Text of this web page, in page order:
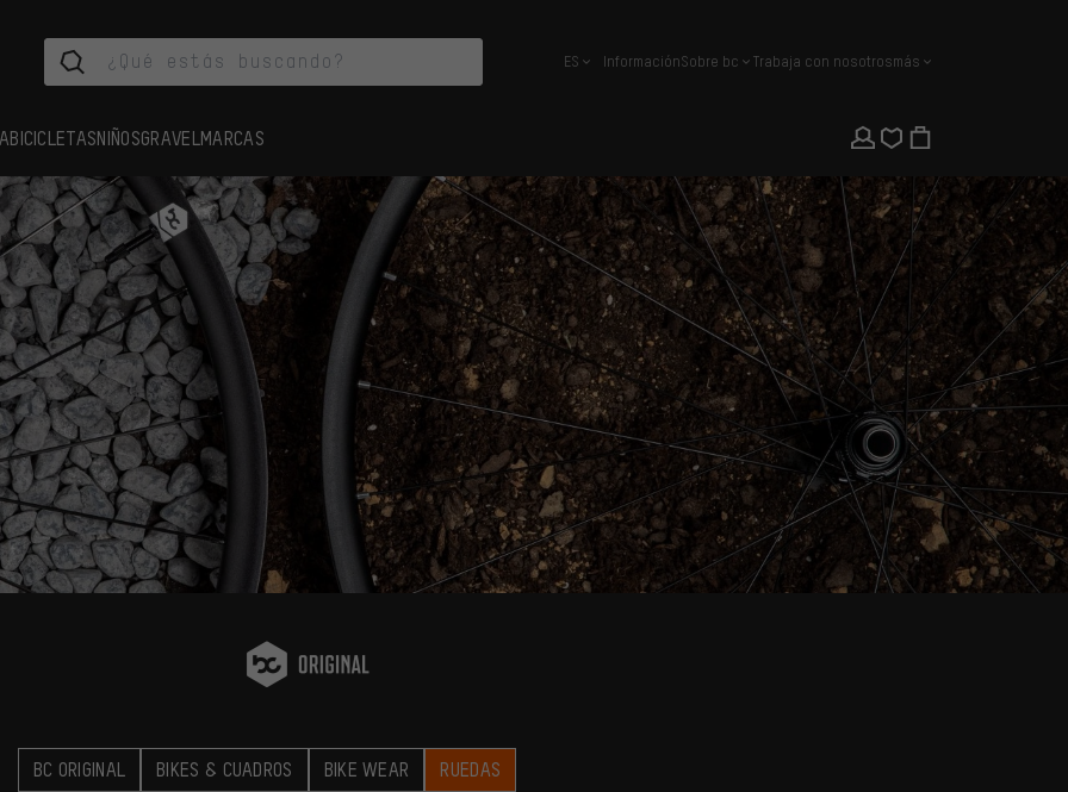
español
ES InformaciónSobre bc Trabaja con nosotrosmás
BICICLETASNIÑOSGRAVEL MARCAS
BC ORIGINAL BIKES & CUADROS BIKE WEAR RUEDAS